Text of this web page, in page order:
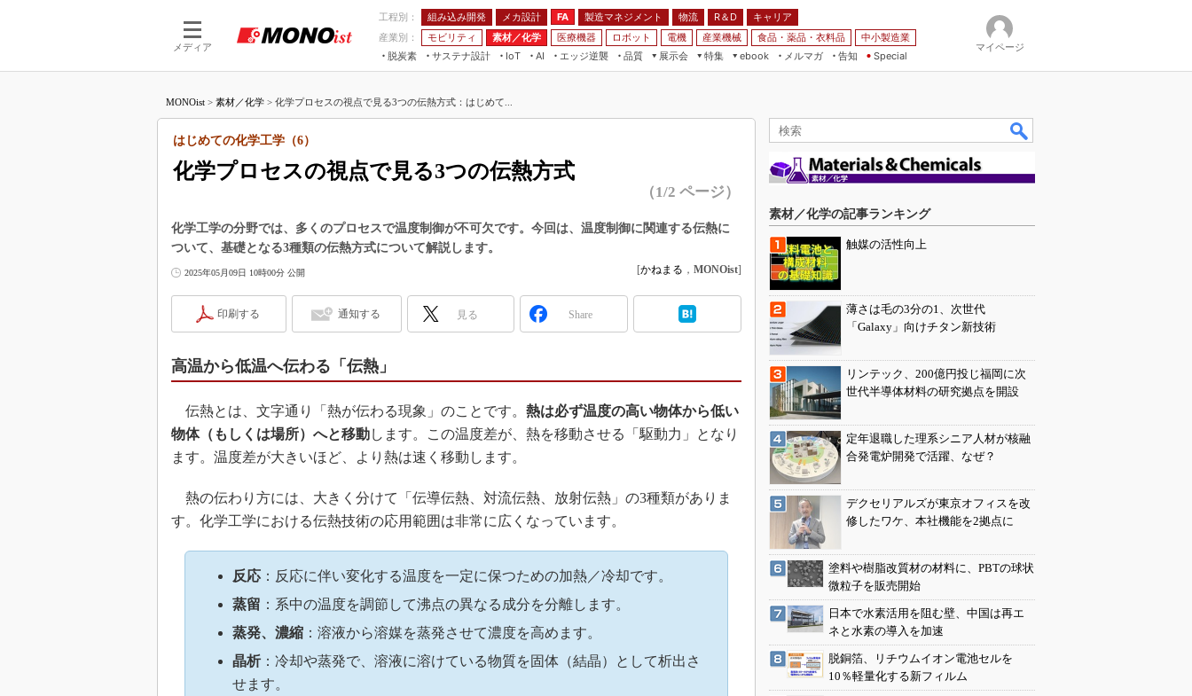
メディア
工程別： 組み込み開発 メカ設計 FA 製造マネジメント 物流 R＆D
キャリア
産業別：
モビリティ 素材／化学 医療機器 ロボット 電機 産業機械 食品・薬品・衣料品
中小製造業
脱炭素
サステナ設計
IoT
つながる工場
AI
AI×設備保全
エッジ逆襲 品質
展示会
JIMTOF
IIFES
ジャパンモビリティショー
TECHNO-FRONTIER
スマート工場EXPO
EdgeTech+
産業オープンネット展
特集
VR／AR
フィールドサービス
Windows Embedded
車載ソフト開発
3Dプリンタ
デジタルツインとCAE
イノベーション
メイドインジャパン
植物工場
知財マネジメント
ebook
FA
メルマガ
告知 Special
マイページ
MONOist > 素材／化学 > 化学プロセスの視点で見る3つの伝熱方式：はじめて...
化学プロセスの視点で見る3つの伝熱方式
はじめての化学工学（6）
（1/2 ページ）
化学工学の分野では、多くのプロセスで温度制御が不可欠です。今回は、温度制御に関連する伝熱に
ついて、基礎となる3種類の伝熱方式について解説します。
2025年05月09日 10時00分 公開 [かねまる ， MONOist]
印刷する 通知する 見る Share
高温から低温へ伝わる「伝熱」
伝熱とは、文字通り「熱が伝わる現象」のことです。 熱は必ず温度の高い物体から低い
物体（もしくは場所）へと移動します。この温度差が、熱を移動させる「駆動力」となり
ます。温度差が大きいほど、より熱は速く移動します。
熱の伝わり方には、大きく分けて「伝導伝熱、対流伝熱、放射伝熱」の3種類がありま
す。化学工学における伝熱技術の応用範囲は非常に広くなっています。
反応 ：反応に伴い変化する温度を一定に保つための加熱／冷却です。
蒸留 ：系中の温度を調節して沸点の異なる成分を分離します。
蒸発、濃縮 ：溶液から溶媒を蒸発させて濃度を高めます。
晶析：冷却や蒸発で、溶液に溶けている物質を固体（結晶）として析出さ
せます。
素材／化学の記事ランキング
触媒の活性向上
薄さは毛の3分の1、次世代
「Galaxy」向けチタン新技術
リンテック、200億円投じ福岡に次
世代半導体材料の研究拠点を開設
定年退職した理系シニア人材が核融
合発電炉開発で活躍、なぜ？
デクセリアルズが東京オフィスを改
修したワケ、本社機能を2拠点に
塗料や樹脂改質材の材料に、PBTの球状
微粒子を販売開始
日本で水素活用を阻む壁、中国は再エ
ネと水素の導入を加速
脱銅箔、リチウムイオン電池セルを
10％軽量化する新フィルム